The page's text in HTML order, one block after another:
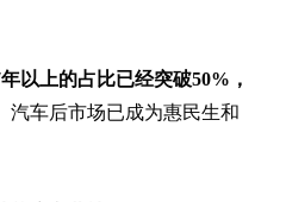
以上的占比已经突破50%，
汽车后市场已成为惠民生和